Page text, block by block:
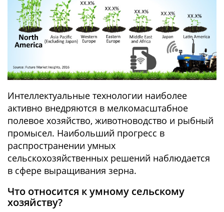
Интеллектуальные технологии наиболее
активно внедряются в мелкомасштабное
полевое хозяйство, животноводство и рыбный
промысел. Наибольший прогресс в
распространении умных
сельскохозяйственных решений наблюдается
в сфере выращивания зерна.
Что относится к умному сельскому
хозяйству?